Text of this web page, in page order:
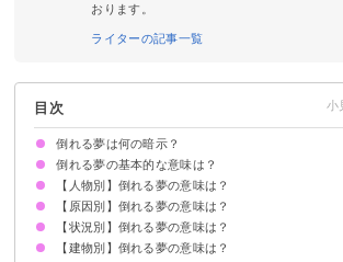
おります。
ライターの記事一覧
目次
倒れる夢は何の暗示？
倒れる夢の基本的な意味は？
現実逃避したい気持ちの暗示
状況によって意味が決まる
【人物別】倒れる夢の意味は？
自分が倒れる夢【警告夢】
親(母親・父親)が倒れる夢【警告夢】
知らない人・他人が倒れる夢【警告夢】
上司が倒れる夢【警告夢】
旦那が倒れる夢【警告夢】
友達が倒れる夢【警告夢】
祖母が倒れる夢【警告夢】
祖父が倒れる夢【警告夢】
亡くなった人が倒れる夢【凶夢】
好きな人が倒れる夢【警告夢】
兄弟が倒れる夢【警告夢】
恋人(彼氏・彼女)が倒れる夢【警告夢】
同僚が倒れる夢【警告夢】
【原因別】倒れる夢の意味は？
貧血で倒れる夢【警告夢】
めまいで倒れる夢【警告夢】
意識を失って倒れる夢【警告夢】
脳梗塞で倒れる夢【警告夢】
熱で倒れる夢【警告夢】
【状況別】倒れる夢の意味は？
わざと倒れる夢【警告夢】
人が目の前で倒れる夢【凶夢】
倒れて助けてもらえない夢【凶夢】
倒れて助けられる夢【吉夢】
倒れて死ぬ夢【吉夢】
【建物別】倒れる夢の意味は？